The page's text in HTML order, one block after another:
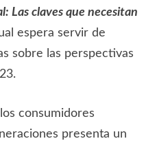
Las claves que necesitan
espera servir de
sobre las perspectivas
consumidores
presenta un